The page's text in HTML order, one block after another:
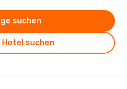
Hotel suchen
suchen